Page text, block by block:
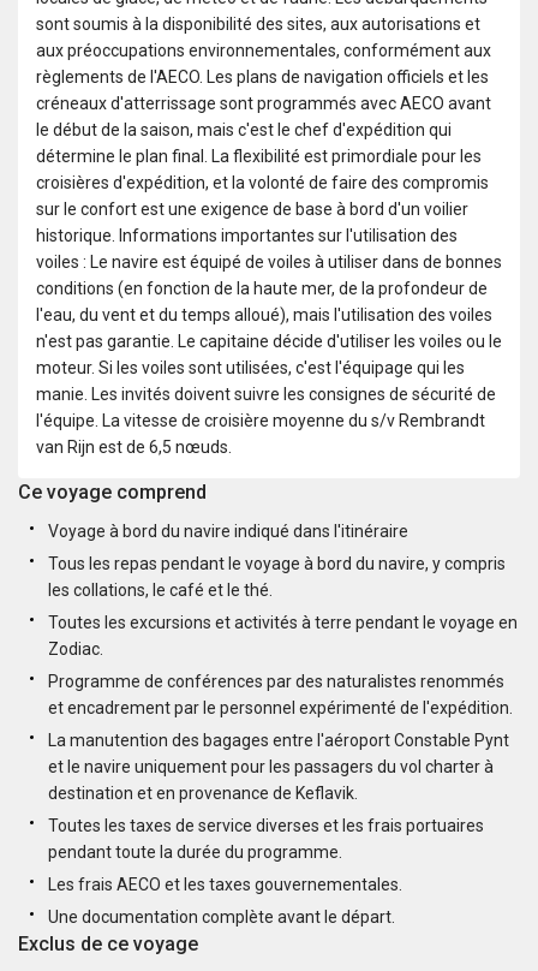
sont soumis à la disponibilité des sites, aux autorisations et
aux préoccupations environnementales, conformément aux
règlements de l'AECO. Les plans de navigation officiels et les
créneaux d'atterrissage sont programmés avec AECO avant
le début de la saison, mais c'est le chef d'expédition qui
détermine le plan final. La flexibilité est primordiale pour les
croisières d'expédition, et la volonté de faire des compromis
sur le confort est une exigence de base à bord d'un voilier
historique. Informations importantes sur l'utilisation des
voiles : Le navire est équipé de voiles à utiliser dans de bonnes
conditions (en fonction de la haute mer, de la profondeur de
l'eau, du vent et du temps alloué), mais l'utilisation des voiles
n'est pas garantie. Le capitaine décide d'utiliser les voiles ou le
moteur. Si les voiles sont utilisées, c'est l'équipage qui les
manie. Les invités doivent suivre les consignes de sécurité de
l'équipe. La vitesse de croisière moyenne du s/v Rembrandt
van Rijn est de 6,5 nœuds.
Ce voyage comprend
Voyage à bord du navire indiqué dans l'itinéraire
Tous les repas pendant le voyage à bord du navire, y compris
les collations, le café et le thé.
Toutes les excursions et activités à terre pendant le voyage en
Zodiac.
Programme de conférences par des naturalistes renommés
et encadrement par le personnel expérimenté de l'expédition.
La manutention des bagages entre l'aéroport Constable Pynt
et le navire uniquement pour les passagers du vol charter à
destination et en provenance de Keflavik.
Toutes les taxes de service diverses et les frais portuaires
pendant toute la durée du programme.
Les frais AECO et les taxes gouvernementales.
Une documentation complète avant le départ.
Exclus de ce voyage